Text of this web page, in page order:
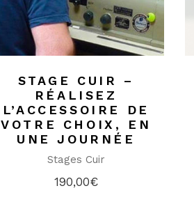
STAGE CUIR –
RÉALISEZ
L’ACCESSOIRE DE
VOTRE CHOIX, EN
UNE JOURNÉE
Stages Cuir
190,00€